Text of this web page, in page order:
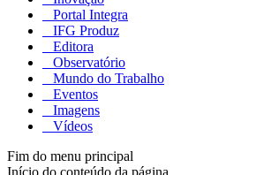
Portal Integra
IFG Produz
Editora
Observatório
Mundo do Trabalho
Eventos
Imagens
Vídeos
Fim do menu principal
Início do conteúdo da página